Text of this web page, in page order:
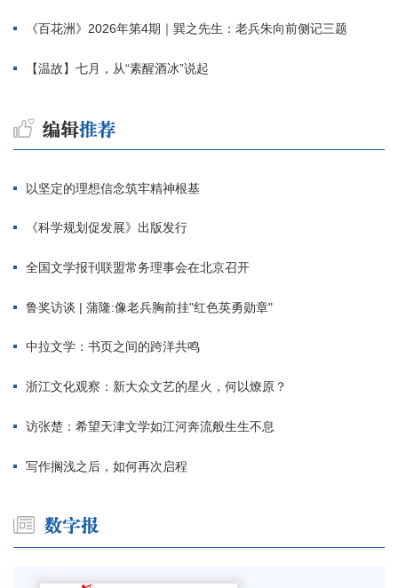
《百花洲》2026年第4期｜巽之先生：老兵朱向前侧记三题
【温故】七月，从“素醒酒冰”说起
以坚定的理想信念筑牢精神根基
《科学规划促发展》出版发行
全国文学报刊联盟常务理事会在北京召开
鲁奖访谈 | 蒲隆:像老兵胸前挂"红色英勇勋章"
中拉文学：书页之间的跨洋共鸣
浙江文化观察：新大众文艺的星火，何以燎原？
访张楚：希望天津文学如江河奔流般生生不息
写作搁浅之后，如何再次启程